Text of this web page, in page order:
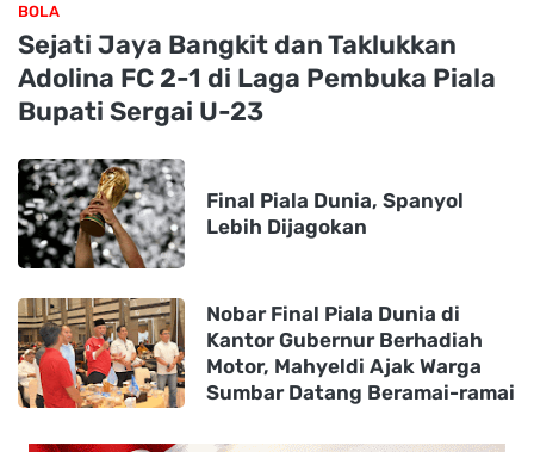
BOLA
Sejati Jaya Bangkit dan Taklukkan
Adolina FC 2-1 di Laga Pembuka Piala
Bupati Sergai U-23
Final Piala Dunia, Spanyol
Lebih Dijagokan
Nobar Final Piala Dunia di
Kantor Gubernur Berhadiah
Motor, Mahyeldi Ajak Warga
Sumbar Datang Beramai-ramai